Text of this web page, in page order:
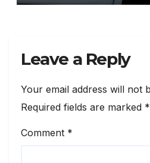
Leave a Reply
Your email address will not
Required fields are marked *
Comment *